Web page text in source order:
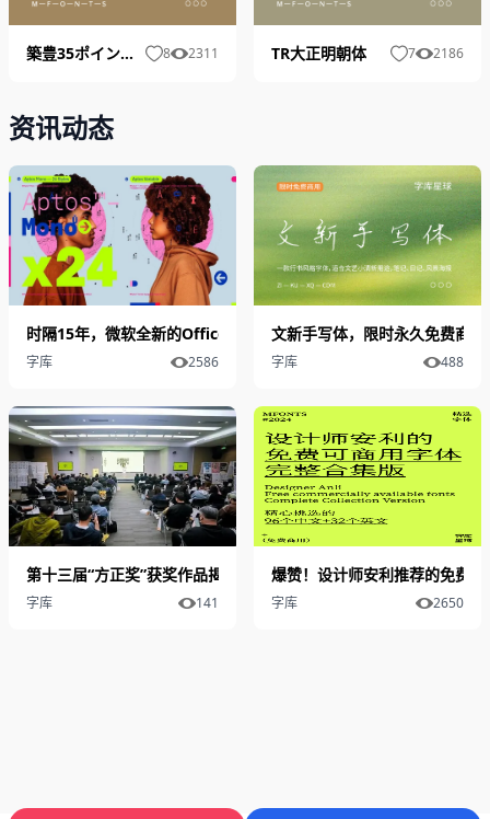
築豊35ポイントゴチック
8 2311 TR大正明朝体 7 2186
资讯动态
时隔15年，微软全新的Office字体Aptos是如何设计出来的？
字库 2586
文新手写体，限时永久免费商用
字库 488
第十三届“方正奖”获奖作品揭晓 “字创未来”设计论坛圆满举办
字库 141
爆赞！设计师安利推荐的免费
字库 2650